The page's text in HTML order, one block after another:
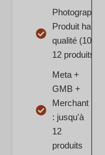
Photographie
Produit haute
qualité (10 à
12 produits)
Meta +
GMB +
Merchant
: jusqu'à
12
produits